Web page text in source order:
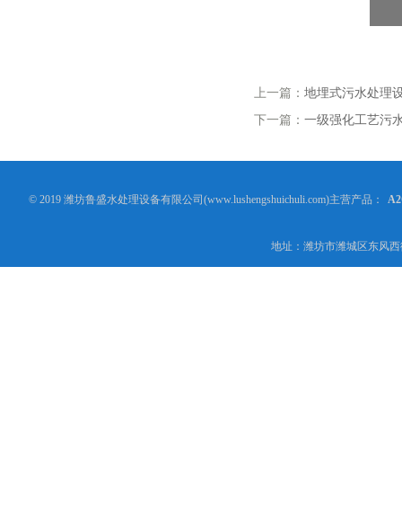
上一篇： 地埋式污水处理
下一篇： 一级强化工艺污
© 2019 潍坊鲁盛水处理设备有限公司(www.lushengshuichuli.com)主营产品：
地址：潍坊市潍城区东风